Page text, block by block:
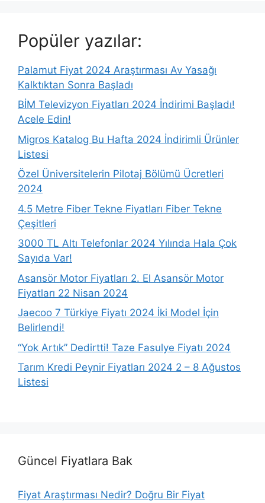
Popüler yazılar:
Palamut Fiyat 2024 Araştırması Av Yasağı
Kalktıktan Sonra Başladı
BİM Televizyon Fiyatları 2024 İndirimi Başladı!
Acele Edin!
Migros Katalog Bu Hafta 2024 İndirimli Ürünler
Listesi
Özel Üniversitelerin Pilotaj Bölümü Ücretleri
2024
4.5 Metre Fiber Tekne Fiyatları Fiber Tekne
Çeşitleri
3000 TL Altı Telefonlar 2024 Yılında Hala Çok
Sayıda Var!
Asansör Motor Fiyatları 2. El Asansör Motor
Fiyatları 22 Nisan 2024
Jaecoo 7 Türkiye Fiyatı 2024 İki Model İçin
Belirlendi!
“Yok Artık” Dedirtti! Taze Fasulye Fiyatı 2024
Tarım Kredi Peynir Fiyatları 2024 2 – 8 Ağustos
Listesi
Güncel Fiyatlara Bak
Fiyat Araştırması Nedir? Doğru Bir Fiyat